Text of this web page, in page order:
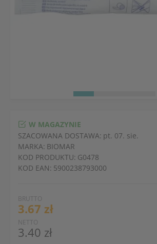
BRUTTO
3.67 zł
NETTO
3.40 zł
W MAGAZYNIE
SZACOWANA DOSTAWA: pt. 07. sie.
MARKA: BIOMAR
KOD PRODUKTU: G0478
KOD EAN: 5900238793000